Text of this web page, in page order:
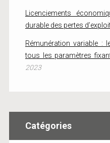
Licenciements
durable des pertes
Rémunération variable :
tous les paramètres
2023
Catégories